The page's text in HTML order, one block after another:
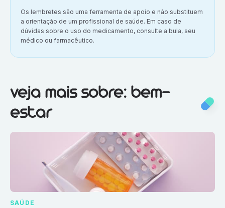
Aviso importante:
Os lembretes são uma ferramenta de apoio e não substituem
a orientação de um profissional de saúde. Em caso de
dúvidas sobre o uso do medicamento, consulte a bula, seu
médico ou farmacêutico.
Veja mais sobre:Bem-estar
veja mais sobre: bem-
estar
SAÚDE